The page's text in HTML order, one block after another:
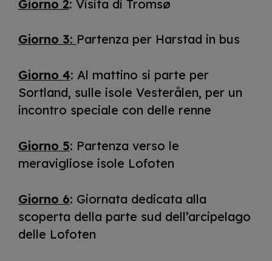
Giorno 2: Visita di Tromsø
Giorno 3: Partenza per Harstad in bus
Giorno 4: Al mattino si parte per
Sortland, sulle isole Vesterålen, per un
incontro speciale con delle renne
Giorno 5: Partenza verso le
meravigliose isole Lofoten
Giorno 6: Giornata dedicata alla
scoperta della parte sud dell’arcipelago
delle Lofoten